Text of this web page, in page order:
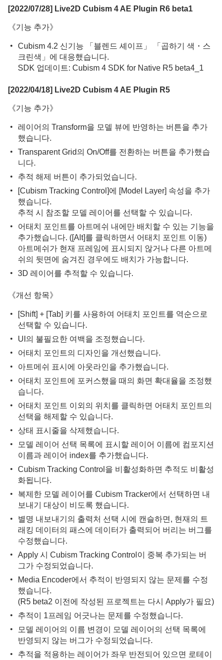
[2022/07/28] Live2D Cubism 4 AE Plugin R6 beta1
《기능 추가》
Cubism 4.2 신기능 「블렌드 셰이프」 「곱하기 색・스
크린색」에 대응했습니다.
SDK 업데이트: Cubism 4 SDK for Native R5 beta4_1
[2022/04/18] Live2D Cubism 4 AE Plugin R5
《기능 추가》
레이어의 Transform을 모델 뷰에 반영하는 버튼을 추가
했습니다.
Transparent Grid의 On/Off를 전환하는 버튼을 추가했습
니다.
추적 해제 버튼이 추가되었습니다.
[Cubism Tracking Control]에 [Model Layer] 속성을 추가
했습니다.
추적 시 참조할 모델 레이어를 선택할 수 있습니다.
어태치 포인트를 아트메쉬 내에만 배치할 수 있는 기능을
추가했습니다. ([Alt]를 클릭하면서 어태치 포인트 이동)
아트메쉬가 현재 프레임에 표시되지 않거나 다른 아트메
쉬의 뒷면에 숨겨진 경우에도 배치가 가능합니다.
3D 레이어를 추적할 수 있습니다.
《개선 항목》
[Shift] + [Tab] 키를 사용하여 어태치 포인트를 역순으로
선택할 수 있습니다.
UI의 불필요한 여백을 조정했습니다.
어태치 포인트의 디자인을 개선했습니다.
아트메쉬 표시에 아웃라인을 추가했습니다.
어태치 포인트에 포커스했을 때의 화면 확대율을 조정했
습니다.
어태치 포인트 이외의 위치를 클릭하면 어태치 포인트의
선택을 해제할 수 있습니다.
상태 표시줄을 삭제했습니다.
모델 레이어 선택 목록에 표시할 레이어 이름에 컴포지션
이름과 레이어 index를 추가했습니다.
Cubism Tracking Control을 비활성화하면 추적도 비활성
화됩니다.
복제한 모델 레이어를 Cubism Tracker에서 선택하면 내
보내기 대상이 비도록 했습니다.
별명 내보내기의 출력처 선택 시에 캔슬하면, 현재의 트
래킹 데이터의 패스에 데이터가 출력되어 버리는 버그를
수정했습니다.
Apply 시 Cubism Tracking Control이 중복 추가되는 버
그가 수정되었습니다.
Media Encoder에서 추적이 반영되지 않는 문제를 수정
했습니다.
(R5 beta2 이전에 작성된 프로젝트는 다시 Apply가 필요)
추적이 1프레임 어긋나는 문제를 수정했습니다.
모델 레이어의 이름 변경이 모델 레이어의 선택 목록에
반영되지 않는 버그가 수정되었습니다.
추적을 적용하는 레이어가 좌우 반전되어 있으면 로테이